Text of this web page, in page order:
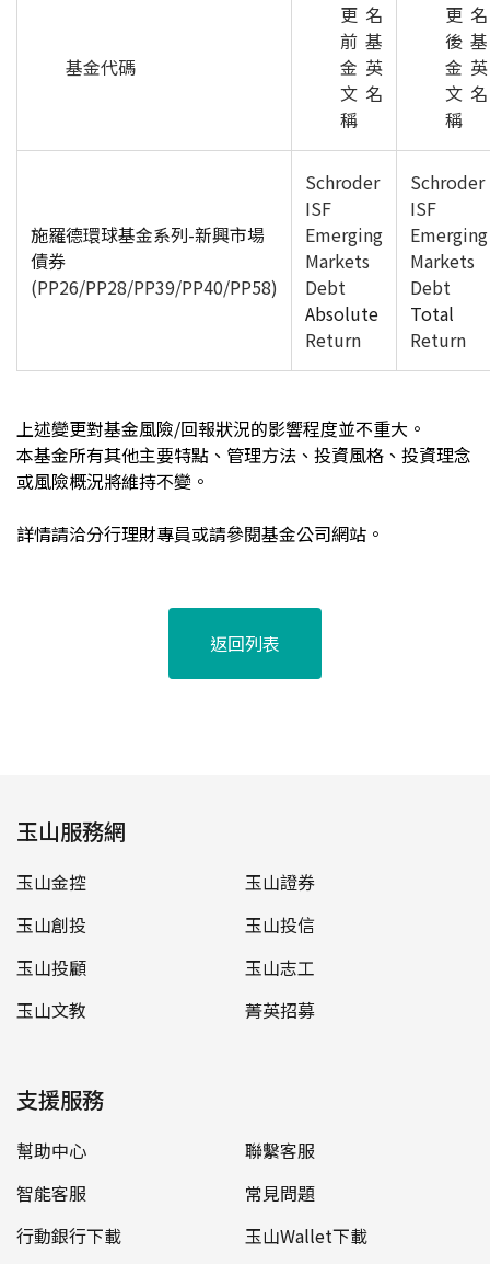
基金代碼
更名
前基
金英
文名
稱
更名
後基
金英
文名
稱
施羅德環球基金系列-新興市場
債券
(PP26/PP28/PP39/PP40/PP58)
Schroder
ISF
Emerging
Markets
Debt
Absolute
Return
Schroder
ISF
Emerging
Markets
Debt
Total
Return
上述變更對基金風險/回報狀況的影響程度並不重大。
本基金所有其他主要特點、管理方法、投資風格、投資理念
或風險概況將維持不變。
詳情請洽分行理財專員或請參閱基金公司網站。
返回列表
玉山服務網
玉山金控
玉山證券
玉山創投
玉山投信
玉山投顧
玉山志工
玉山文教
菁英招募
支援服務
幫助中心
聯繫客服
智能客服
常見問題
行動銀行下載
玉山Wallet下載